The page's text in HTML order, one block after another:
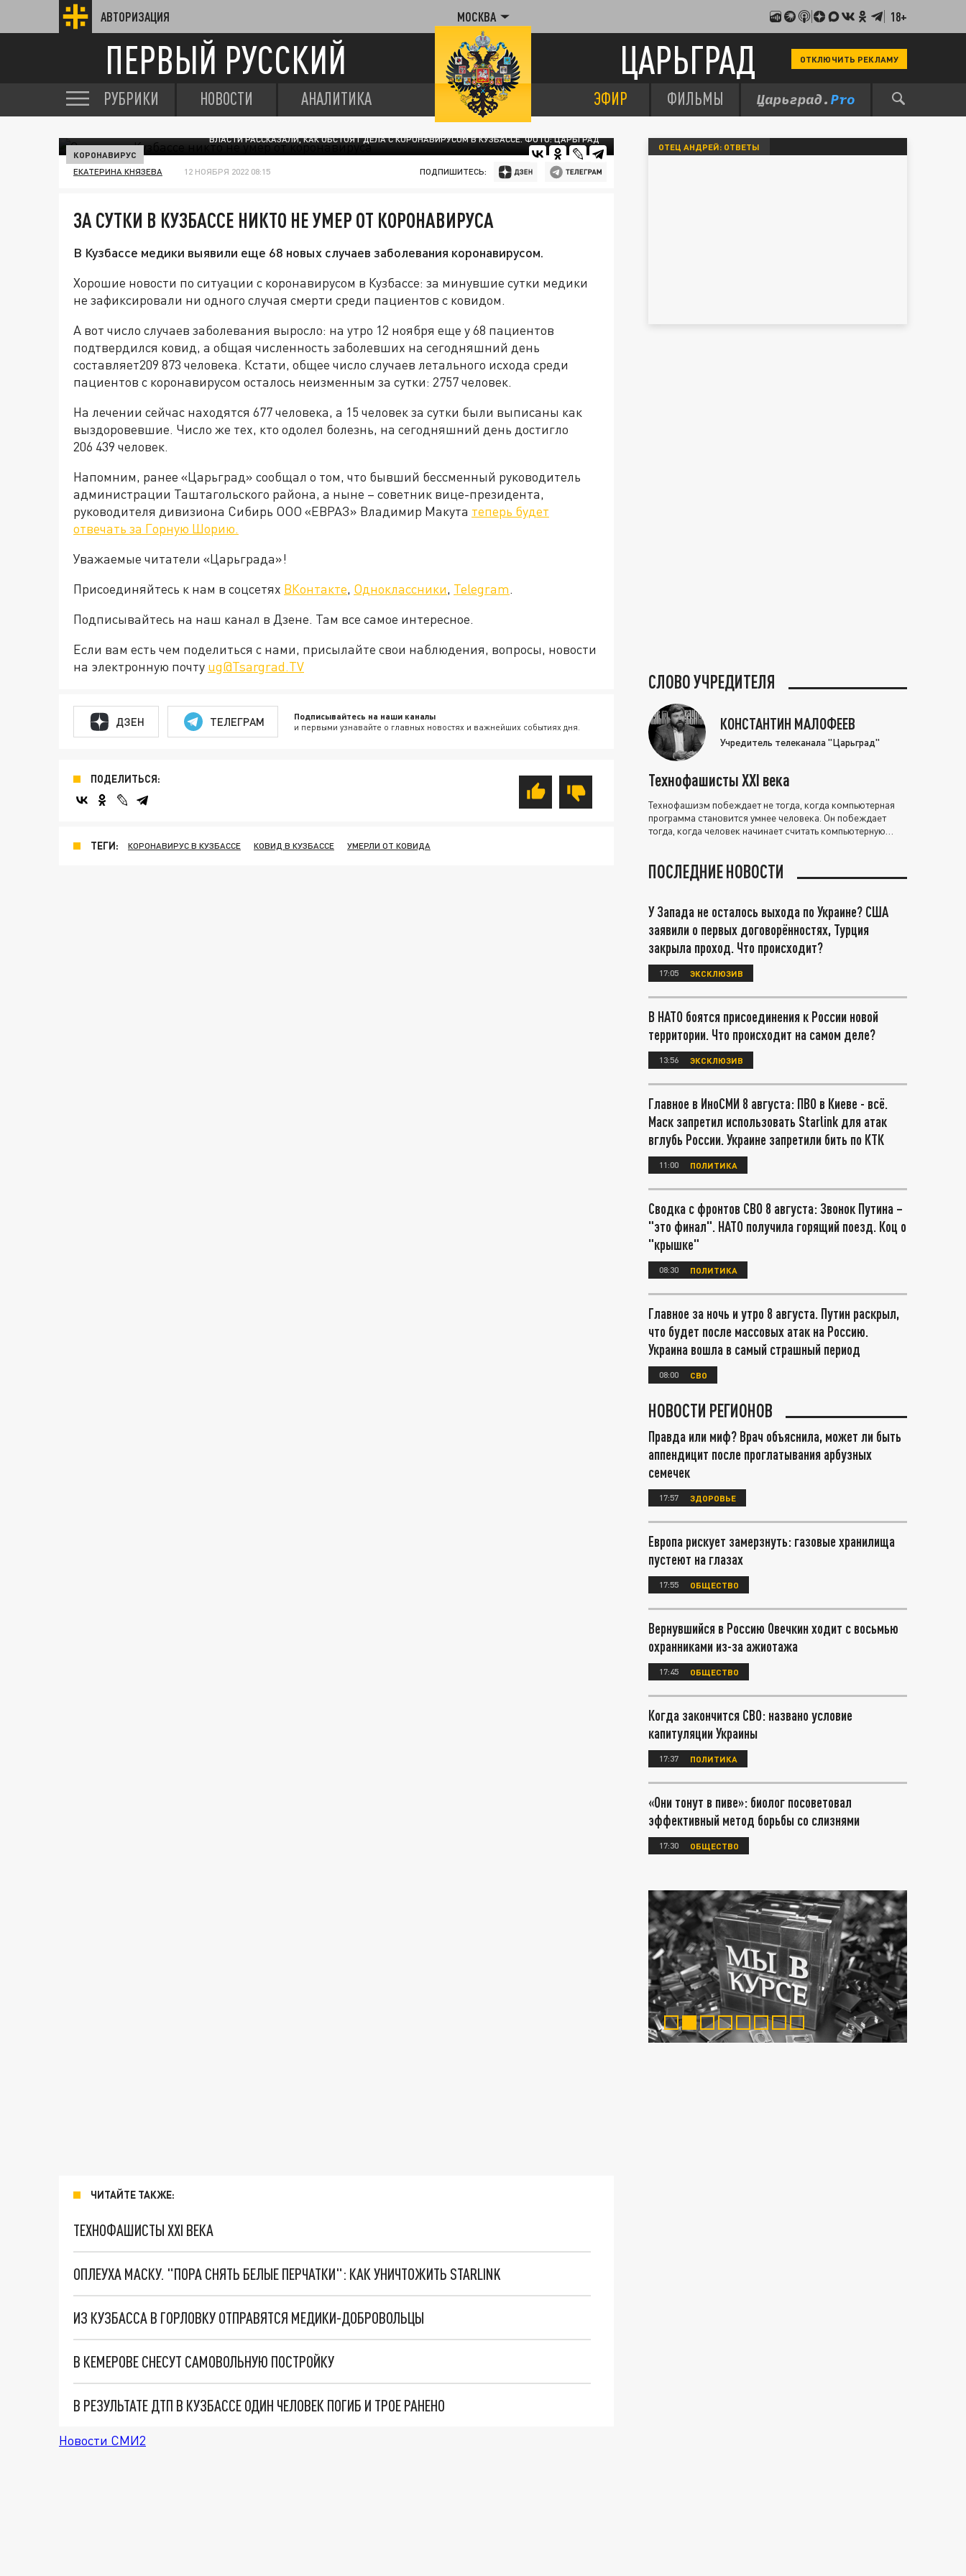
АВТОРИЗАЦИЯ МОСКВА 18+
ПЕРВЫЙ РУССКИЙ ЦАРЬГРАД ОТКЛЮЧИТЬ РЕКЛАМУ
РУБРИКИ НОВОСТИ АНАЛИТИКА ЭФИР ФИЛЬМЫ
ВЛАСТИ РАССКАЗАЛИ, КАК ОБСТОЯТ ДЕЛА С КОРОНАВИРУСОМ В КУЗБАССЕ. ФОТО: ЦАРЬГРАД
КОРОНАВИРУС
ЕКАТЕРИНА КНЯЗЕВА 12 НОЯБРЯ 2022 08:15 ПОДПИШИТЕСЬ:
ЗА СУТКИ В КУЗБАССЕ НИКТО НЕ УМЕР ОТ КОРОНАВИРУСА
В Кузбассе медики выявили еще 68 новых случаев заболевания коронавирусом.
Хорошие новости по ситуации с коронавирусом в Кузбассе: за минувшие сутки медики
не зафиксировали ни одного случая смерти среди пациентов с ковидом.
А вот число случаев заболевания выросло: на утро 12 ноября еще у 68 пациентов
подтвердился ковид, а общая численность заболевших на сегодняшний день
составляет209 873 человека. Кстати, общее число случаев летального исхода среди
пациентов с коронавирусом осталось неизменным за сутки: 2757 человек.
На лечении сейчас находятся 677 человека, а 15 человек за сутки были выписаны как
выздоровевшие. Число же тех, кто одолел болезнь, на сегодняшний день достигло
206 439 человек.
Напомним, ранее «Царьград» сообщал о том, что бывший бессменный руководитель
администрации Таштагольского района, а ныне – советник вице-президента,
руководителя дивизиона Сибирь ООО «ЕВРАЗ» Владимир Макута теперь будет
отвечать за Горную Шорию.
Уважаемые читатели «Царьграда»!
Присоединяйтесь к нам в соцсетях ВКонтакте, Одноклассники, Telegram.
Подписывайтесь на наш канал в Дзене. Там все самое интересное.
Если вам есть чем поделиться с нами, присылайте свои наблюдения, вопросы, новости
на электронную почту ug@Tsargrad.TV
ДЗЕН ТЕЛЕГРАМ Подписывайтесь на наши каналы
и первыми узнавайте о главных новостях и важнейших событиях дня.
ПОДЕЛИТЬСЯ:
ТЕГИ: КОРОНАВИРУС В КУЗБАССЕ КОВИД В КУЗБАССЕ УМЕРЛИ ОТ КОВИДА
ЧИТАЙТЕ ТАКЖЕ:
ТЕХНОФАШИСТЫ XXI ВЕКА
ОПЛЕУХА МАСКУ. "ПОРА СНЯТЬ БЕЛЫЕ ПЕРЧАТКИ": КАК УНИЧТОЖИТЬ STARLINK
ИЗ КУЗБАССА В ГОРЛОВКУ ОТПРАВЯТСЯ МЕДИКИ-ДОБРОВОЛЬЦЫ
В КЕМЕРОВЕ СНЕСУТ САМОВОЛЬНУЮ ПОСТРОЙКУ
В РЕЗУЛЬТАТЕ ДТП В КУЗБАССЕ ОДИН ЧЕЛОВЕК ПОГИБ И ТРОЕ РАНЕНО
Новости СМИ2
ОТЕЦ АНДРЕЙ: ОТВЕТЫ
СЛОВО УЧРЕДИТЕЛЯ
КОНСТАНТИН МАЛОФЕЕВ
Учредитель телеканала "Царьград"
Технофашисты XXI века
Технофашизм побеждает не тогда, когда компьютерная
программа становится умнее человека. Он побеждает
тогда, когда человек начинает считать компьютерную
ПОСЛЕДНИЕ НОВОСТИ
У Запада не осталось выхода по Украине? США
заявили о первых договорённостях, Турция
закрыла проход. Что происходит?
17:05 ЭКСКЛЮЗИВ
В НАТО боятся присоединения к России новой
территории. Что происходит на самом деле?
13:56 ЭКСКЛЮЗИВ
Главное в ИноСМИ 8 августа: ПВО в Киеве - всё.
Маск запретил использовать Starlink для атак
вглубь России. Украине запретили бить по КТК
11:00 ПОЛИТИКА
Сводка с фронтов СВО 8 августа: Звонок Путина –
"это финал". НАТО получила горящий поезд. Коц о
"крышке"
08:30 ПОЛИТИКА
Главное за ночь и утро 8 августа. Путин раскрыл,
что будет после массовых атак на Россию.
Украина вошла в самый страшный период
08:00 СВО
НОВОСТИ РЕГИОНОВ
Правда или миф? Врач объяснила, может ли быть
аппендицит после проглатывания арбузных
семечек
17:57 ЗДОРОВЬЕ
Европа рискует замерзнуть: газовые хранилища
пустеют на глазах
17:55 ОБЩЕСТВО
Вернувшийся в Россию Овечкин ходит с восьмью
охранниками из-за ажиотажа
17:45 ОБЩЕСТВО
Когда закончится СВО: названо условие
капитуляции Украины
17:37 ПОЛИТИКА
«Они тонут в пиве»: биолог посоветовал
эффективный метод борьбы со слизнями
17:30 ОБЩЕСТВО